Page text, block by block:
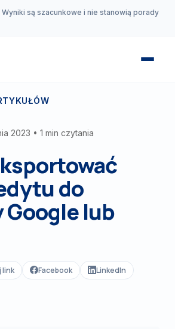
Wyniki są szacunkowe i nie stanowią porady
2023 • 1 min czytania
do
lub
link Facebook
LinkedIn